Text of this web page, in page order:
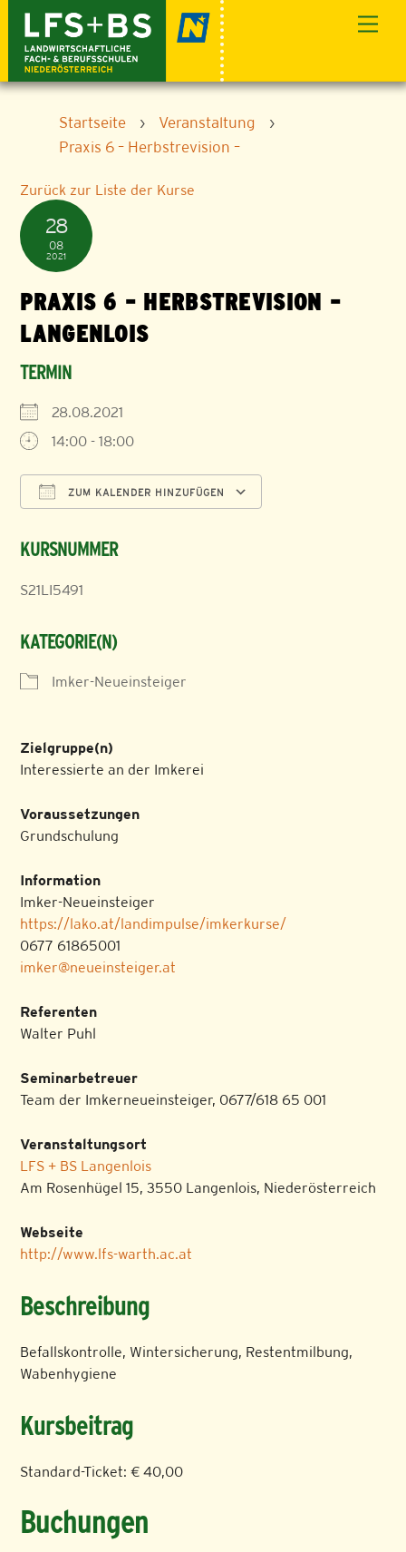
content
Startseite › Veranstaltung
›
Praxis 6 – Herbstrevision –
Zurück zur Liste der Kurse
28
08
2021
PRAXIS 6 – HERBSTREVISION –
LANGENLOIS
TERMIN
28.08.2021
14:00 - 18:00
ZUM KALENDER HINZUFÜGEN
KURSNUMMER
S21LI5491
KATEGORIE(N)
Imker-Neueinsteiger
Zielgruppe(n)
Interessierte an der Imkerei
Voraussetzungen
Grundschulung
Information
Imker-Neueinsteiger
https://lako.at/landimpulse/imkerkurse/
0677 61865001
imker@neueinsteiger.at
Referenten
Walter Puhl
Seminarbetreuer
Team der Imkerneueinsteiger, 0677/618 65 001
Veranstaltungsort
LFS + BS Langenlois
Am Rosenhügel 15, 3550 Langenlois, Niederösterreich
Webseite
http://www.lfs-warth.ac.at
Beschreibung
Befallskontrolle, Wintersicherung, Restentmilbung,
Wabenhygiene
Kursbeitrag
Standard-Ticket: € 40,00
Buchungen